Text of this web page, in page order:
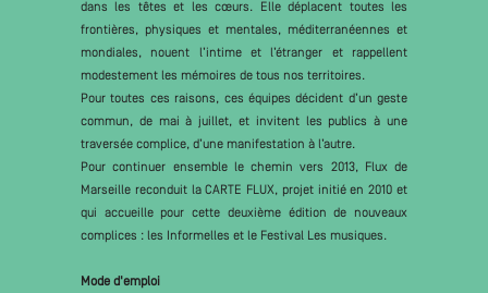
dans les têtes et les cœurs. Elle déplacent toutes les
frontières, physiques et mentales, méditerranéennes et
mondiales, nouent l’intime et l’étranger et rappellent
modestement les mémoires de tous nos territoires.
Pour toutes ces raisons, ces équipes décident d’un geste
commun, de mai à juillet, et invitent les publics à une
traversée complice, d’une manifestation à l’autre.
Pour continuer ensemble le chemin vers 2013, Flux de
Marseille reconduit la CARTE FLUX, projet initié en 2010 et
qui accueille pour cette deuxième édition de nouveaux
complices : les Informelles et le Festival Les musiques.
Mode d'emploi